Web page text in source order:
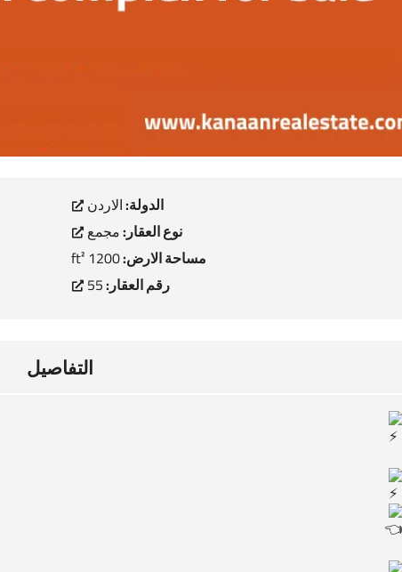
الدولة:الاردن
نوع العقار:مجمع
مساحة الارض:1200 ft²
رقم العقار:55
التفاصيل